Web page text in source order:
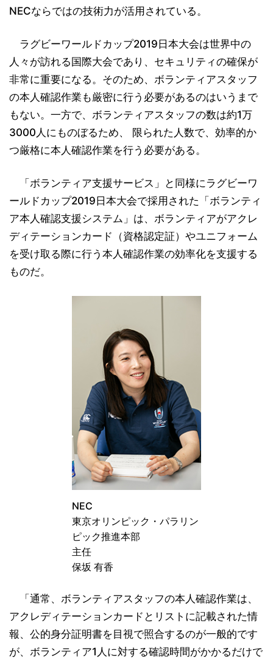
NECならではの技術力が活用されている。
ラグビーワールドカップ2019日本大会は世界中の
人々が訪れる国際大会であり、セキュリティの確保が
非常に重要になる。そのため、ボランティアスタッフ
の本人確認作業も厳密に行う必要があるのはいうまで
もない。一方で、ボランティアスタッフの数は約1万
3000人にものぼるため、 限られた人数で、効率的か
つ厳格に本人確認作業を行う必要がある。
「ボランティア支援サービス」と同様にラグビーワ
ールドカップ2019日本大会で採用された「ボランティ
ア本人確認支援システム」は、ボランティアがアクレ
ディテーションカード（資格認定証）やユニフォーム
を受け取る際に行う本人確認作業の効率化を支援する
ものだ。
NEC
東京オリンピック・パラリン
ピック推進本部
主任
保坂 有香
「通常、ボランティアスタッフの本人確認作業は、
アクレディテーションカードとリストに記載された情
報、公的身分証明書を目視で照合するのが一般的です
が、ボランティア1人に対する確認時間がかかるだけで